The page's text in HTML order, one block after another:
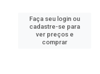
Faça seu login ou
cadastre-se para
ver preços e
comprar